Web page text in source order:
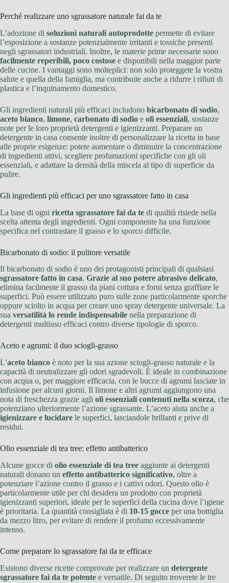
Perché realizzare uno sgrassatore naturale fai da te
L’adozione di soluzioni naturali autoprodotte permette di evitare
l’esposizione a sostanze potenzialmente irritanti e tossiche presenti
negli sgrassatori industriali. Inoltre, le materie prime necessarie sono
facilmente reperibili, poco costose e disponibili nella maggior parte
delle cucine. I vantaggi sono molteplici: non solo proteggete la vostra
salute e quella della famiglia, ma contribuite anche a ridurre i rifiuti di
plastica e l’inquinamento domestico.
Gli ingredienti naturali più efficaci includono bicarbonato di sodio,
aceto bianco, limone, carbonato di sodio e oli essenziali, sostanze
note per le loro proprietà detergenti e igienizzanti. Preparare un
detergente in casa consente inoltre di personalizzare la ricetta in base
alle proprie esigenze: potete aumentare o diminuire la concentrazione
di ingredienti attivi, scegliere profumazioni specifiche con gli oli
essenziali, e adattare la densità della miscela al tipo di superficie da
pulire.
Gli ingredienti più efficaci per uno sgrassatore fatto in casa
La base di ogni ricetta sgrassatore fai da te di qualità risiede nella
scelta attenta degli ingredienti. Ogni componente ha una funzione
specifica nel contrastare il grasso e lo sporco difficile.
Bicarbonato di sodio: il pulitore versatile
Il bicarbonato di sodio è uno dei protagonisti principali di qualsiasi
sgrassatore fatto in casa. Grazie al suo potere abrasivo delicato,
elimina facilmente il grasso da piani cottura e forni senza graffiare le
superfici. Può essere utilizzato puro sulle zone particolarmente sporche
oppure sciolto in acqua per creare uno spray detergente universale. La
sua versatilità lo rende indispensabile nella preparazione di
detergenti multiuso efficaci contro diverse tipologie di sporco.
Aceto e agrumi: il duo sciogli-grasso
L’aceto bianco è noto per la sua azione sciogli-grasso naturale e la
capacità di neutralizzare gli odori sgradevoli. È ideale in combinazione
con acqua o, per maggiore efficacia, con le bucce di agrumi lasciate in
infusione per alcuni giorni. Il limone e altri agrumi aggiungono una
nota di freschezza grazie agli oli essenziali contenuti nella scorza, che
potenziano ulteriormente l’azione sgrassante. L’aceto aiuta anche a
igienizzare e lucidare le superfici, lasciandole brillanti e prive di
residui.
Olio essenziale di tea tree: effetto antibatterico
Alcune gocce di olio essenziale di tea tree aggiunte ai detergenti
naturali donano un effetto antibatterico significativo, oltre a
potenziare l’azione contro il grasso e i cattivi odori. Questo olio è
particolarmente utile per chi desidera un prodotto con proprietà
igienizzanti superiori, ideale per le superfici della cucina dove l’igiene
è prioritaria. La quantità consigliata è di 10-15 gocce per una bottiglia
da mezzo litro, per evitare di rendere il profumo eccessivamente
intenso.
Come preparare lo sgrassatore fai da te efficace
Esistono diverse ricette comprovate per realizzare un detergente
sgrassatore fai da te potente e versatile. Di seguito troverete le tre